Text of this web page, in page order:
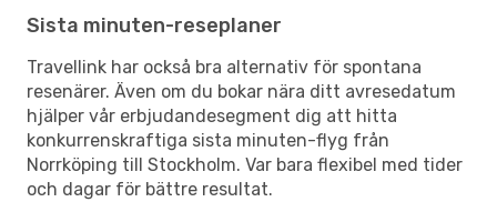
Sista minuten-reseplaner
Travellink har också bra alternativ för spontana
resenärer. Även om du bokar nära ditt avresedatum
hjälper vår erbjudandesegment dig att hitta
konkurrenskraftiga sista minuten-flyg från
Norrköping till Stockholm. Var bara flexibel med tider
och dagar för bättre resultat.